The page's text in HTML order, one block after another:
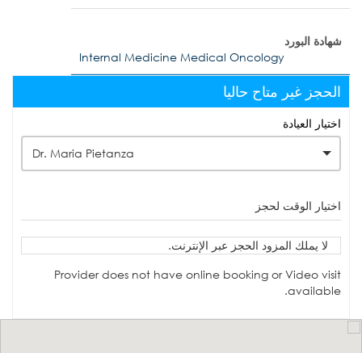
شهادة البورد
Internal Medicine Medical Oncology
الحجز غير متاح حاليا
اختيار العيادة
Dr. Maria Pietanza
اختيار الوقت لحجز
لا يملك المزود الحجز عبر الإنترنت.
Provider does not have online booking or Video visit
available.